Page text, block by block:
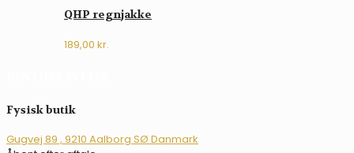
QHP regnjakke
189,00 kr.
Fysisk butik
Gugvej 89 , 9210 Aalborg SØ Danmark